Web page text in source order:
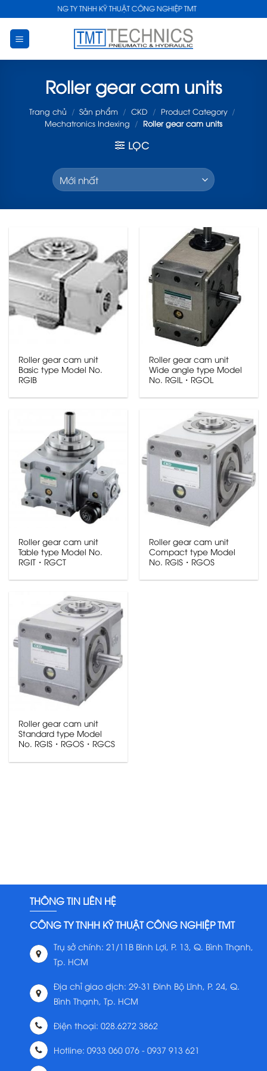
to
content
CÔNG TY TNHH KỸ THUẬT CÔNG NGHIỆP TMT
Roller gear cam units
Trang chủ / Sản phẩm / CKD / Product Category /
Mechatronics Indexing / Roller gear cam units
LỌC
Roller gear cam unit
Basic type Model No.
RGIB
Roller gear cam unit
Wide angle type Model
No. RGIL・RGOL
Roller gear cam unit
Table type Model No.
RGIT・RGCT
Roller gear cam unit
Compact type Model
No. RGIS・RGOS
Roller gear cam unit
Standard type Model
No. RGIS・RGOS・RGCS
THÔNG TIN LIÊN HỆ
CÔNG TY TNHH KỸ THUẬT CÔNG NGHIỆP TMT
Trụ sở chính: 21/11B Bình Lợi, P. 13, Q. Bình Thạnh,
Tp. HCM
Địa chỉ giao dịch: 29-31 Đinh Bộ Lĩnh, P. 24, Q.
Bình Thạnh, Tp. HCM
Điện thoại: 028.6272 3862
Hotline: 0933 060 076 - 0937 913 621